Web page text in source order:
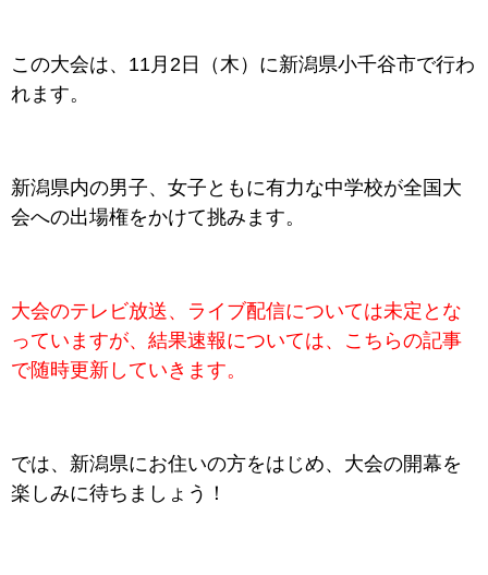
この大会は、11月2日（木）に新潟県小千谷市で行わ
れます。
新潟県内の男子、女子ともに有力な中学校が全国大
会への出場権をかけて挑みます。
大会のテレビ放送、ライブ配信については未定とな
っていますが、結果速報については、こちらの記事
で随時更新していきます。
では、新潟県にお住いの方をはじめ、大会の開幕を
楽しみに待ちましょう！